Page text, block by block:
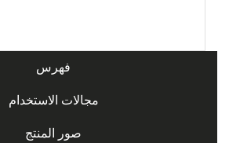
فهرس
مجالات الاستخدام
صور المنتج